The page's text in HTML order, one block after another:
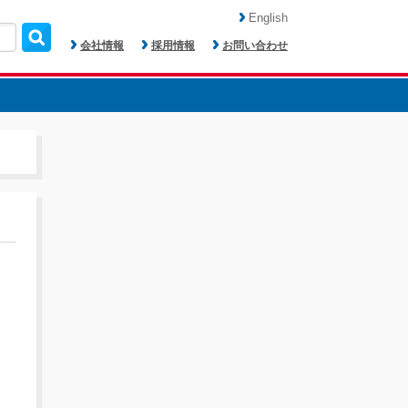
会社情報 採用情報 お問い合わせ
English